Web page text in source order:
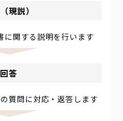
現説）
に関する説明を行います
回答
質問に対応・返答します